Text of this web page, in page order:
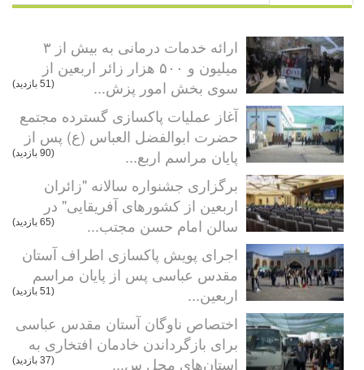
ارائه خدمات درمانی به بیش از ۳
میلیون و ۵۰۰ هزار زائر اربعین از
سوی بخش امور پزش...
(51 بازدید)
آغاز عملیات پاکسازی گسترده مجتمع
حضرت ابوالفضل العباس (ع) پس از
پایان مراسم اربع...
(90 بازدید)
برگزاری جشنواره سالانه "زائران
اربعین از کشورهای آفریقایی" در
سالن امام حسن مجتب...
(65 بازدید)
اجرای پویش پاکسازی اطراف آستان
مقدس عباسی پس از پایان مراسم
اربعین...
(51 بازدید)
اختصاص ناوگان آستان مقدس عباسی
برای بازگرداندن خادمان افتخاری به
استان‌های محل س...
(37 بازدید)